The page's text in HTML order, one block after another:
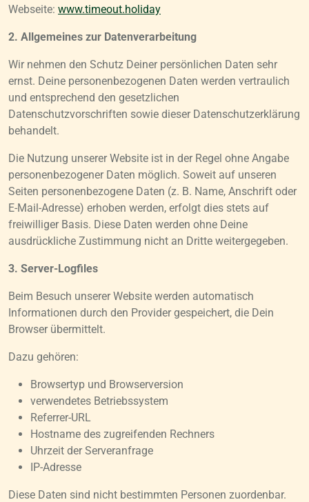
Webseite: www.timeout.holiday
2. Allgemeines zur Datenverarbeitung
Wir nehmen den Schutz Deiner persönlichen Daten sehr
ernst. Deine personenbezogenen Daten werden vertraulich
und entsprechend den gesetzlichen
Datenschutzvorschriften sowie dieser Datenschutzerklärung
behandelt.
Die Nutzung unserer Website ist in der Regel ohne Angabe
personenbezogener Daten möglich. Soweit auf unseren
Seiten personenbezogene Daten (z. B. Name, Anschrift oder
E-Mail-Adresse) erhoben werden, erfolgt dies stets auf
freiwilliger Basis. Diese Daten werden ohne Deine
ausdrückliche Zustimmung nicht an Dritte weitergegeben.
3. Server-Logfiles
Beim Besuch unserer Website werden automatisch
Informationen durch den Provider gespeichert, die Dein
Browser übermittelt.
Dazu gehören:
Browsertyp und Browserversion
verwendetes Betriebssystem
Referrer-URL
Hostname des zugreifenden Rechners
Uhrzeit der Serveranfrage
IP-Adresse
Diese Daten sind nicht bestimmten Personen zuordenbar.